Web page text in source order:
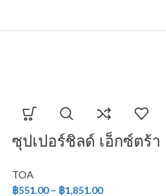
ซุปเปอร์ชิลด์ เอ็กซ์ตร้า
สำหรับภายนอก
TOA
฿551.00 – ฿1,851.00